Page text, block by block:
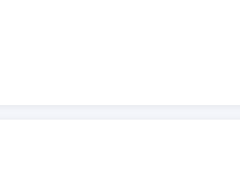
in many of these activities
valued at $329,000